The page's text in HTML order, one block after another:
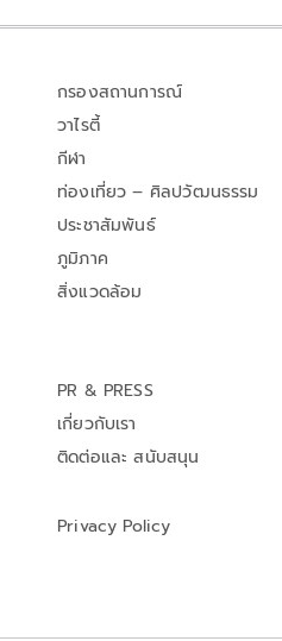
กรองสถานการณ์
วาไรตี้
กีฬา
ท่องเที่ยว – ศิลปวัฒนธรรม
ประชาสัมพันธ์
ภูมิภาค
สิ่งแวดล้อม
PR & PRESS
เกี่ยวกับเรา
ติดต่อและ สนับสนุน
Privacy Policy